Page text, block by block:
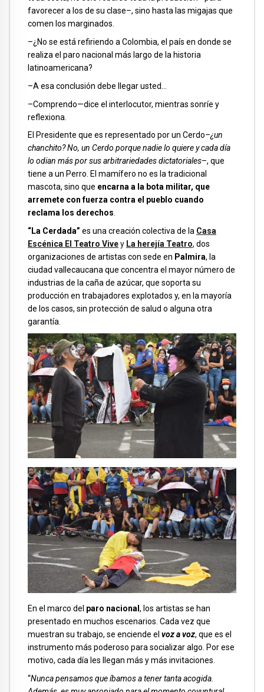
favorecer a los de su clase–, sino hasta las migajas que
comen los marginados.
–¿No se está refiriendo a Colombia, el país en donde se
realiza el paro nacional más largo de la historia
latinoamericana?
–A esa conclusión debe llegar usted…
–Comprendo—dice el interlocutor, mientras sonríe y
reflexiona.
El Presidente que es representado por un Cerdo–¿un
chanchito? No, un Cerdo porque nadie lo quiere y cada día
lo odian más por sus arbitrariedades dictatoriales–, que
tiene a un Perro. El mamífero no es la tradicional
mascota, sino que encarna a la bota militar, que
arremete con fuerza contra el pueblo cuando
reclama los derechos.
“La Cerdada” es una creación colectiva de la Casa
Escénica El Teatro Vivey La herejía Teatro, dos
organizaciones de artistas con sede en Palmira, la
ciudad vallecaucana que concentra el mayor número de
industrias de la caña de azúcar, que soporta su
producción en trabajadores explotados y, en la mayoría
de los casos, sin protección de salud o alguna otra
garantía.
En el marco del paro nacional , los artistas se han
presentado en muchos escenarios. Cada vez que
muestran su trabajo, se enciende el voz a voz, que es el
instrumento más poderoso para socializar algo. Por ese
motivo, cada día les llegan más y más invitaciones.
“Nunca pensamos que íbamos a tener tanta acogida.